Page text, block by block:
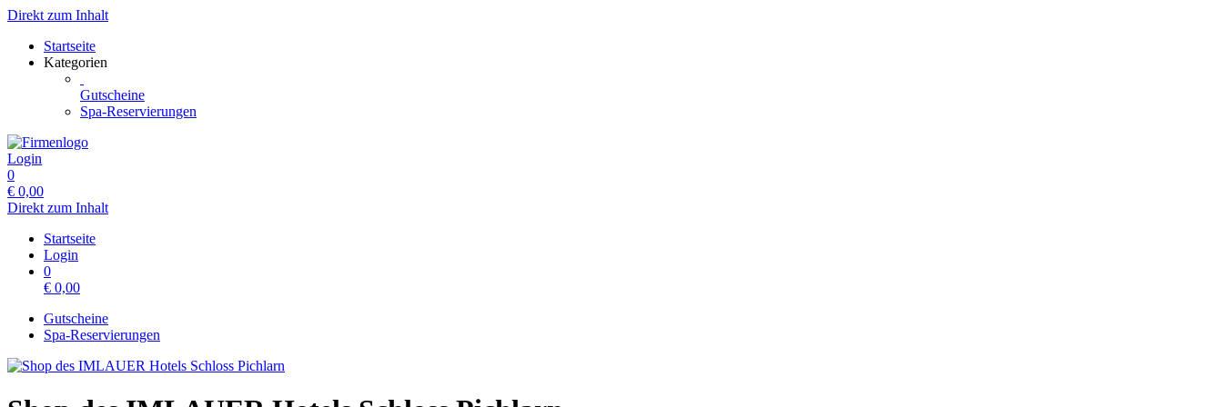
Direkt zum Inhalt
Startseite
Kategorien
Gutscheine
Spa-Reservierungen
Login
0
€ 0,00
Direkt zum Inhalt
Startseite
Login
0
€ 0,00
Gutscheine
Spa-Reservierungen